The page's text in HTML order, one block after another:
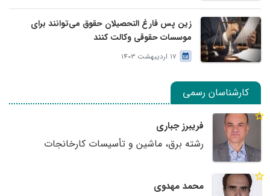
زین پس فارغ التحصیلان حقوق می‌توانند برای
موسسات حقوقی وکالت کنند
17 اردیبهشت 1403
کارشناسان رسمی
فریبرز جباری
رشته برق، ماشین و تأسیسات کارخانجات
محمد مهدوی